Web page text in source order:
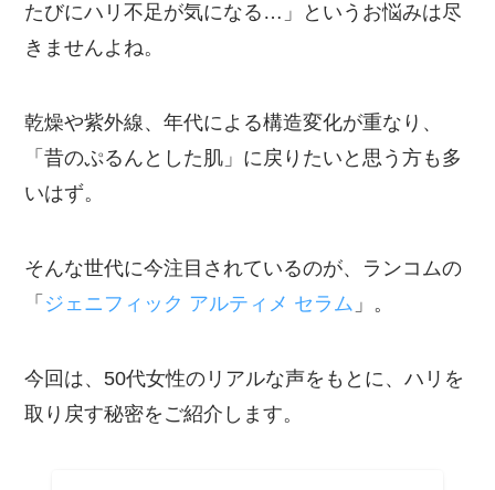
たびにハリ不足が気になる…」というお悩みは尽
きませんよね。
乾燥や紫外線、年代による構造変化が重なり、
「昔のぷるんとした肌」に戻りたいと思う方も多
いはず。
そんな世代に今注目されているのが、ランコムの
「 ジェニフィック アルティメ セラム 」。
今回は、50代女性のリアルな声をもとに、ハリを
取り戻す秘密をご紹介します。